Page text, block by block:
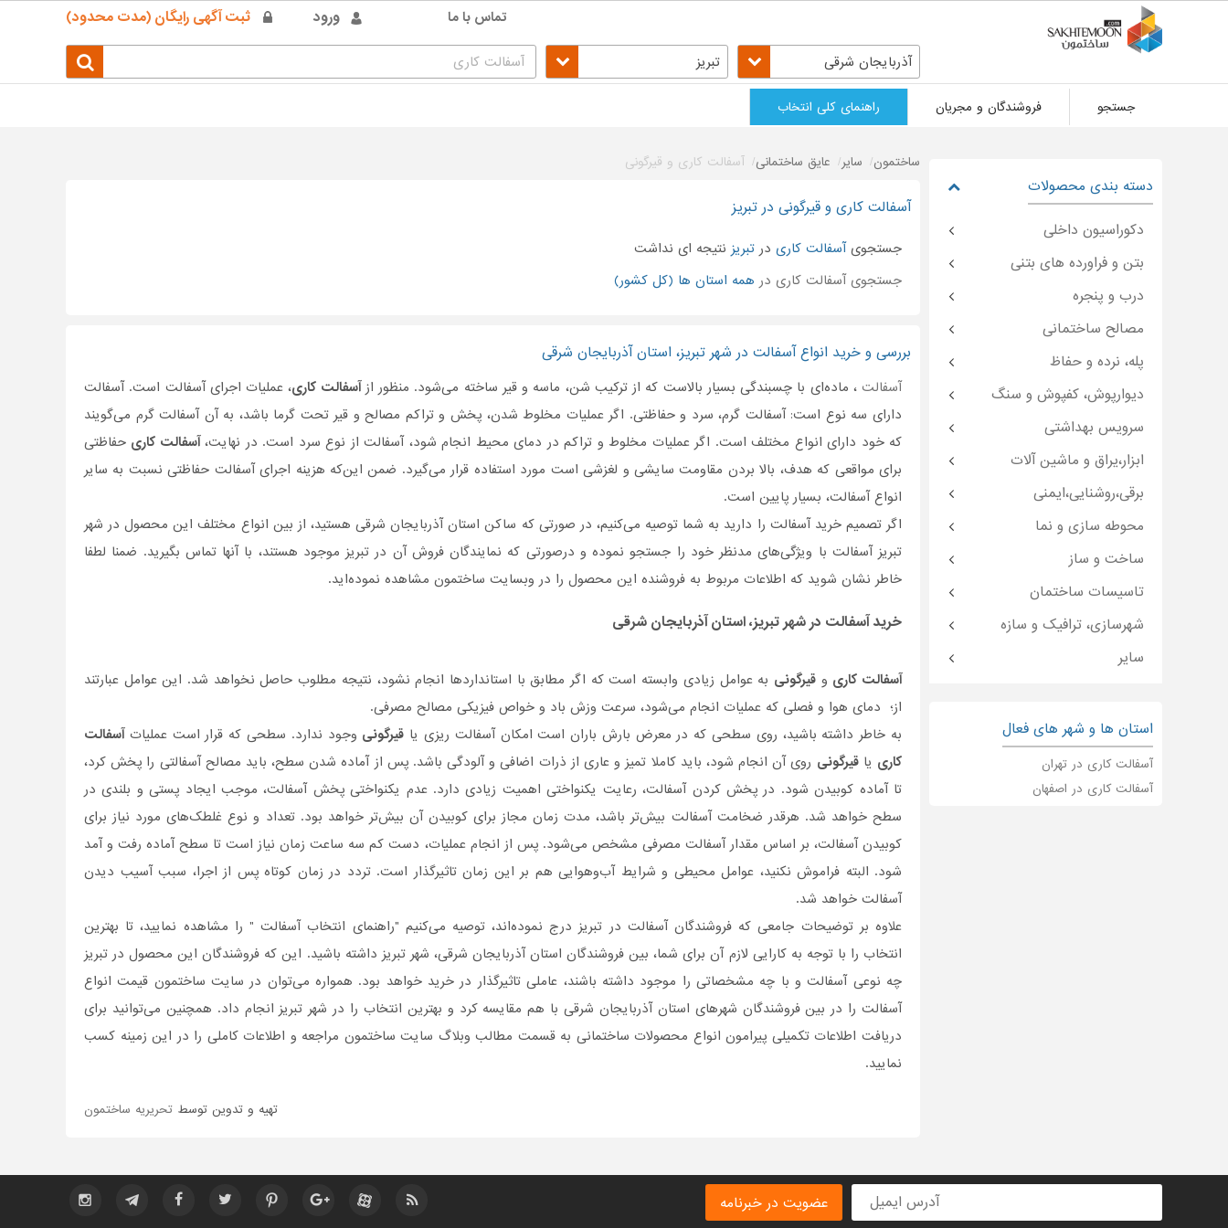
ورود ثبت آگهی رایگان (مدت محدود) تماس با ما
آذربایجان شرقی تبریز
جستجو فروشندگان و مجریان راهنمای کلی انتخاب
ساختمون سایر عایق ساختمانی آسفالت کاری و قیرگونی
آسفالت کاری و قیرگونی در تبریز
جستجویآسفالت کاری در تبریز نتیجه ای نداشت
جستجوی آسفالت کاری در همه استان ها (کل کشور)
بررسی و خرید انواع آسفالت در شهر تبریز، استان آذربایجان شرقی
آسفالت ، ماده‌ای با چسبندگی بسیار بالاست که از ترکیب شن، ماسه و قیر ساخته می‌شود. منظور ازآسفالت کاری، عملیات اجرای آسفالت است. آسفالت
دارای سه نوع است: آسفالت گرم، سرد و حفاظتی. اگر عملیات مخلوط شدن، پخش و تراکم مصالح و قیر تحت گرما باشد، به آن آسفالت گرم می‌گویند
که خود دارای انواع مختلف است. اگر عملیات مخلوط و تراکم در دمای محیط انجام شود، آسفالت از نوع سرد است. در نهایت،آسفالت کاری حفاظتی
برای مواقعی که هدف، بالا بردن مقاومت سایشی و لغزشی است مورد استفاده قرار می‌گیرد. ضمن این‌که هزینه اجرای آسفالت حفاظتی نسبت به سایر
انواع آسفالت، بسیار پایین است.
اگر تصمیم خرید آسفالت را دارید به شما توصیه می‌کنیم، در صورتی که ساکن استان آذربایجان شرقی هستید، از بین انواع مختلف این محصول در شهر
تبریز آسفالت با ویژگی‌های مدنظر خود را جستجو نموده و درصورتی‌ که نمایندگان فروش آن در تبریز موجود هستند، با آنها تماس بگیرید. ضمنا لطفا
خاطر نشان شوید که اطلاعات مربوط به فروشنده این محصول را در وبسایت ساختمون مشاهده نموده‌اید.
خرید آسفالت در شهر تبریز، استان آذربایجان شرقی
آسفالت کاری وقیرگونی به عوامل زیادی وابسته است که اگر مطابق با استانداردها انجام نشود، نتیجه مطلوب حاصل نخواهد شد. این عوامل عبارتند
از؛ دمای هوا و فصلی که عملیات انجام می‌شود، سرعت وزش باد و خواص فیزیکی مصالح مصرفی.
به خاطر داشته باشید، روی سطحی که در معرض بارش باران است امکان آسفالت ریزی یا قیرگونی وجود ندارد. سطحی که قرار است عملیاتآسفالت
کاری یاقیرگونی روی آن انجام شود، باید کاملا تمیز و عاری از ذرات اضافی و آلودگی باشد. پس از آماده شدن سطح، باید مصالح آسفالتی را پخش کرد،
تا آماده کوبیدن شود. در پخش کردن آسفالت، رعایت یکنواختی اهمیت زیادی دارد. عدم یکنواختی پخش آسفالت، موجب ایجاد پستی و بلندی در
سطح خواهد شد. هرقدر ضخامت آسفالت بیش‌تر باشد، مدت زمان مجاز برای کوبیدن آن بیش‌تر خواهد بود. تعداد و نوع غلطک‌های مورد نیاز برای
کوبیدن آسفالت، بر اساس مقدار آسفالت مصرفی مشخص می‌شود. پس از انجام عملیات، دست کم سه ساعت زمان نیاز است تا سطح آماده رفت و آمد
شود. البته فراموش نکنید، عوامل محیطی و شرایط آب‌و‌هوایی هم بر این زمان تاثیرگذار است. تردد در زمان کوتاه پس از اجرا، سبب آسیب دیدن
آسفالت خواهد شد.
علاوه بر توضیحات جامعی که فروشندگان آسفالت در تبریز درج نموده‌اند، توصیه می‌کنیم "راهنمای انتخاب آسفالت " را مشاهده نمایید، تا بهترین
انتخاب را با توجه به کارایی لازم آن برای شما، بین فروشندگان استان آذربایجان شرقی، شهر تبریز داشته باشید. این که فروشندگان این محصول در تبریز
چه نوعی آسفالت و با چه مشخصاتی را موجود داشته باشند، عاملی تاثیر‌گذار در خرید خواهد بود. همواره می‌توان در سایت ساختمون قیمت انواع
آسفالت را در بین فروشندگان شهرهای استان آذربایجان شرقی با هم مقایسه کرد و بهترین انتخاب را در شهر تبریز انجام داد. همچنین می‌توانید برای
دریافت اطلاعات تکمیلی پیرامون انواع محصولات ساختمانی به قسمت مطالب وبلاگ سایت ساختمون مراجعه و اطلاعات کاملی را در این زمینه کسب
نمایید.
تهیه و تدوین توسط تحریریه ساختمون
دسته بندی محصولات
دکوراسیون داخلی
بتن و فراورده های بتنی
درب و پنجره
مصالح ساختمانی
پله، نرده و حفاظ
دیوارپوش، کفپوش و سنگ
سرویس بهداشتی
ابزار،یراق و ماشین آلات
برقی،روشنایی،ایمنی
محوطه سازی و نما
ساخت و ساز
تاسیسات ساختمان
شهرسازی، ترافیک و سازه
سایر
استان ها و شهر های فعال
آسفالت کاری در تهران
آسفالت کاری در اصفهان
عضویت در خبرنامه